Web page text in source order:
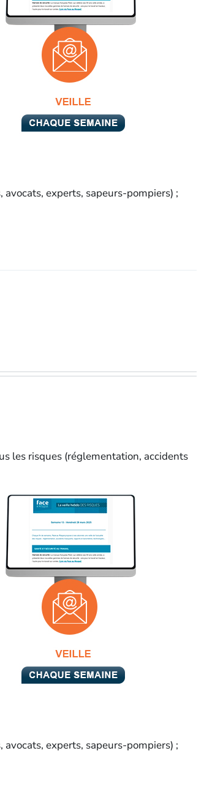
experts, sapeurs-pompiers) ;
les risques (réglementation, accidents
experts, sapeurs-pompiers) ;